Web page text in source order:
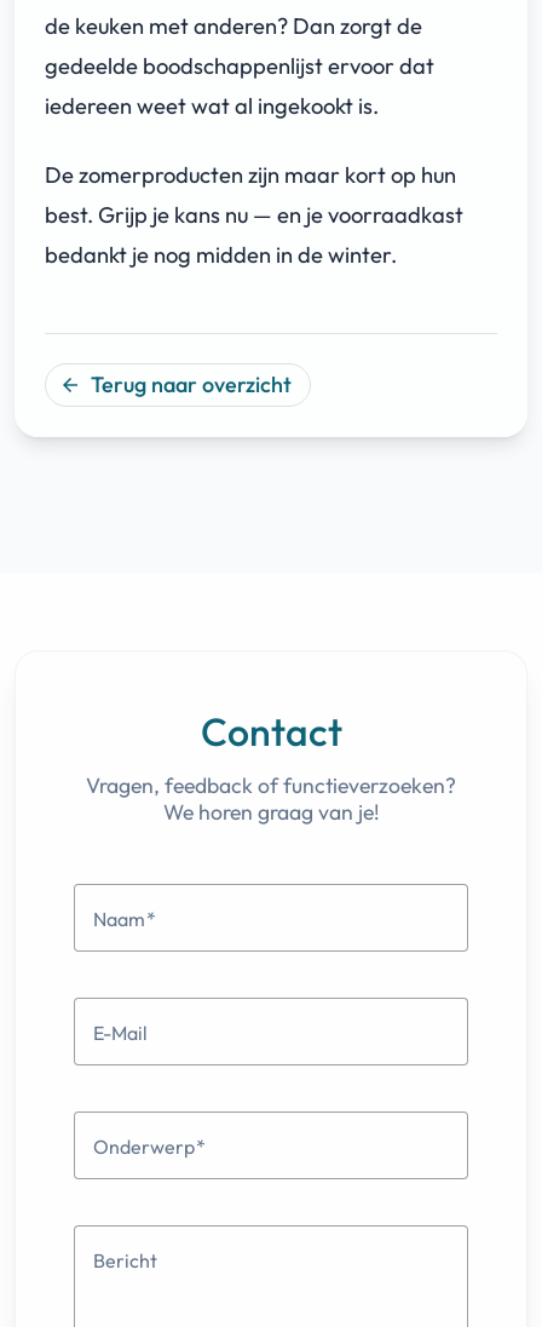
de keuken met anderen? Dan zorgt de
gedeelde boodschappenlijst ervoor dat
iedereen weet wat al ingekookt is.
De zomerproducten zijn maar kort op hun
best. Grijp je kans nu — en je voorraadkast
bedankt je nog midden in de winter.
arrow_back Terug naar overzicht
Contact
Vragen, feedback of functieverzoeken?
We horen graag van je!
Naam
E-Mail
Onderwerp
Bericht